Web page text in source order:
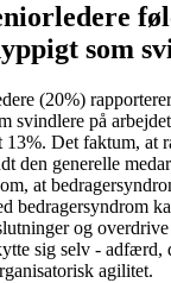
som
(20%)
svindlere på
13%. Det faktum, at
den generelle
at
bedragersyndrom
og
sig selv - adfærd,
agilitet.